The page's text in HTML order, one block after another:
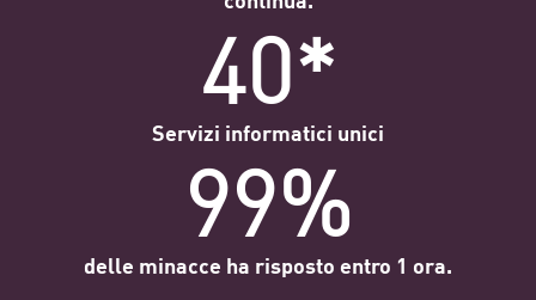
40*
Servizi informatici unici
99%
delle minacce ha risposto entro 1 ora.